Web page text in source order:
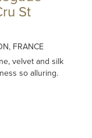
St
FRANCE
velvet and silk
so alluring.